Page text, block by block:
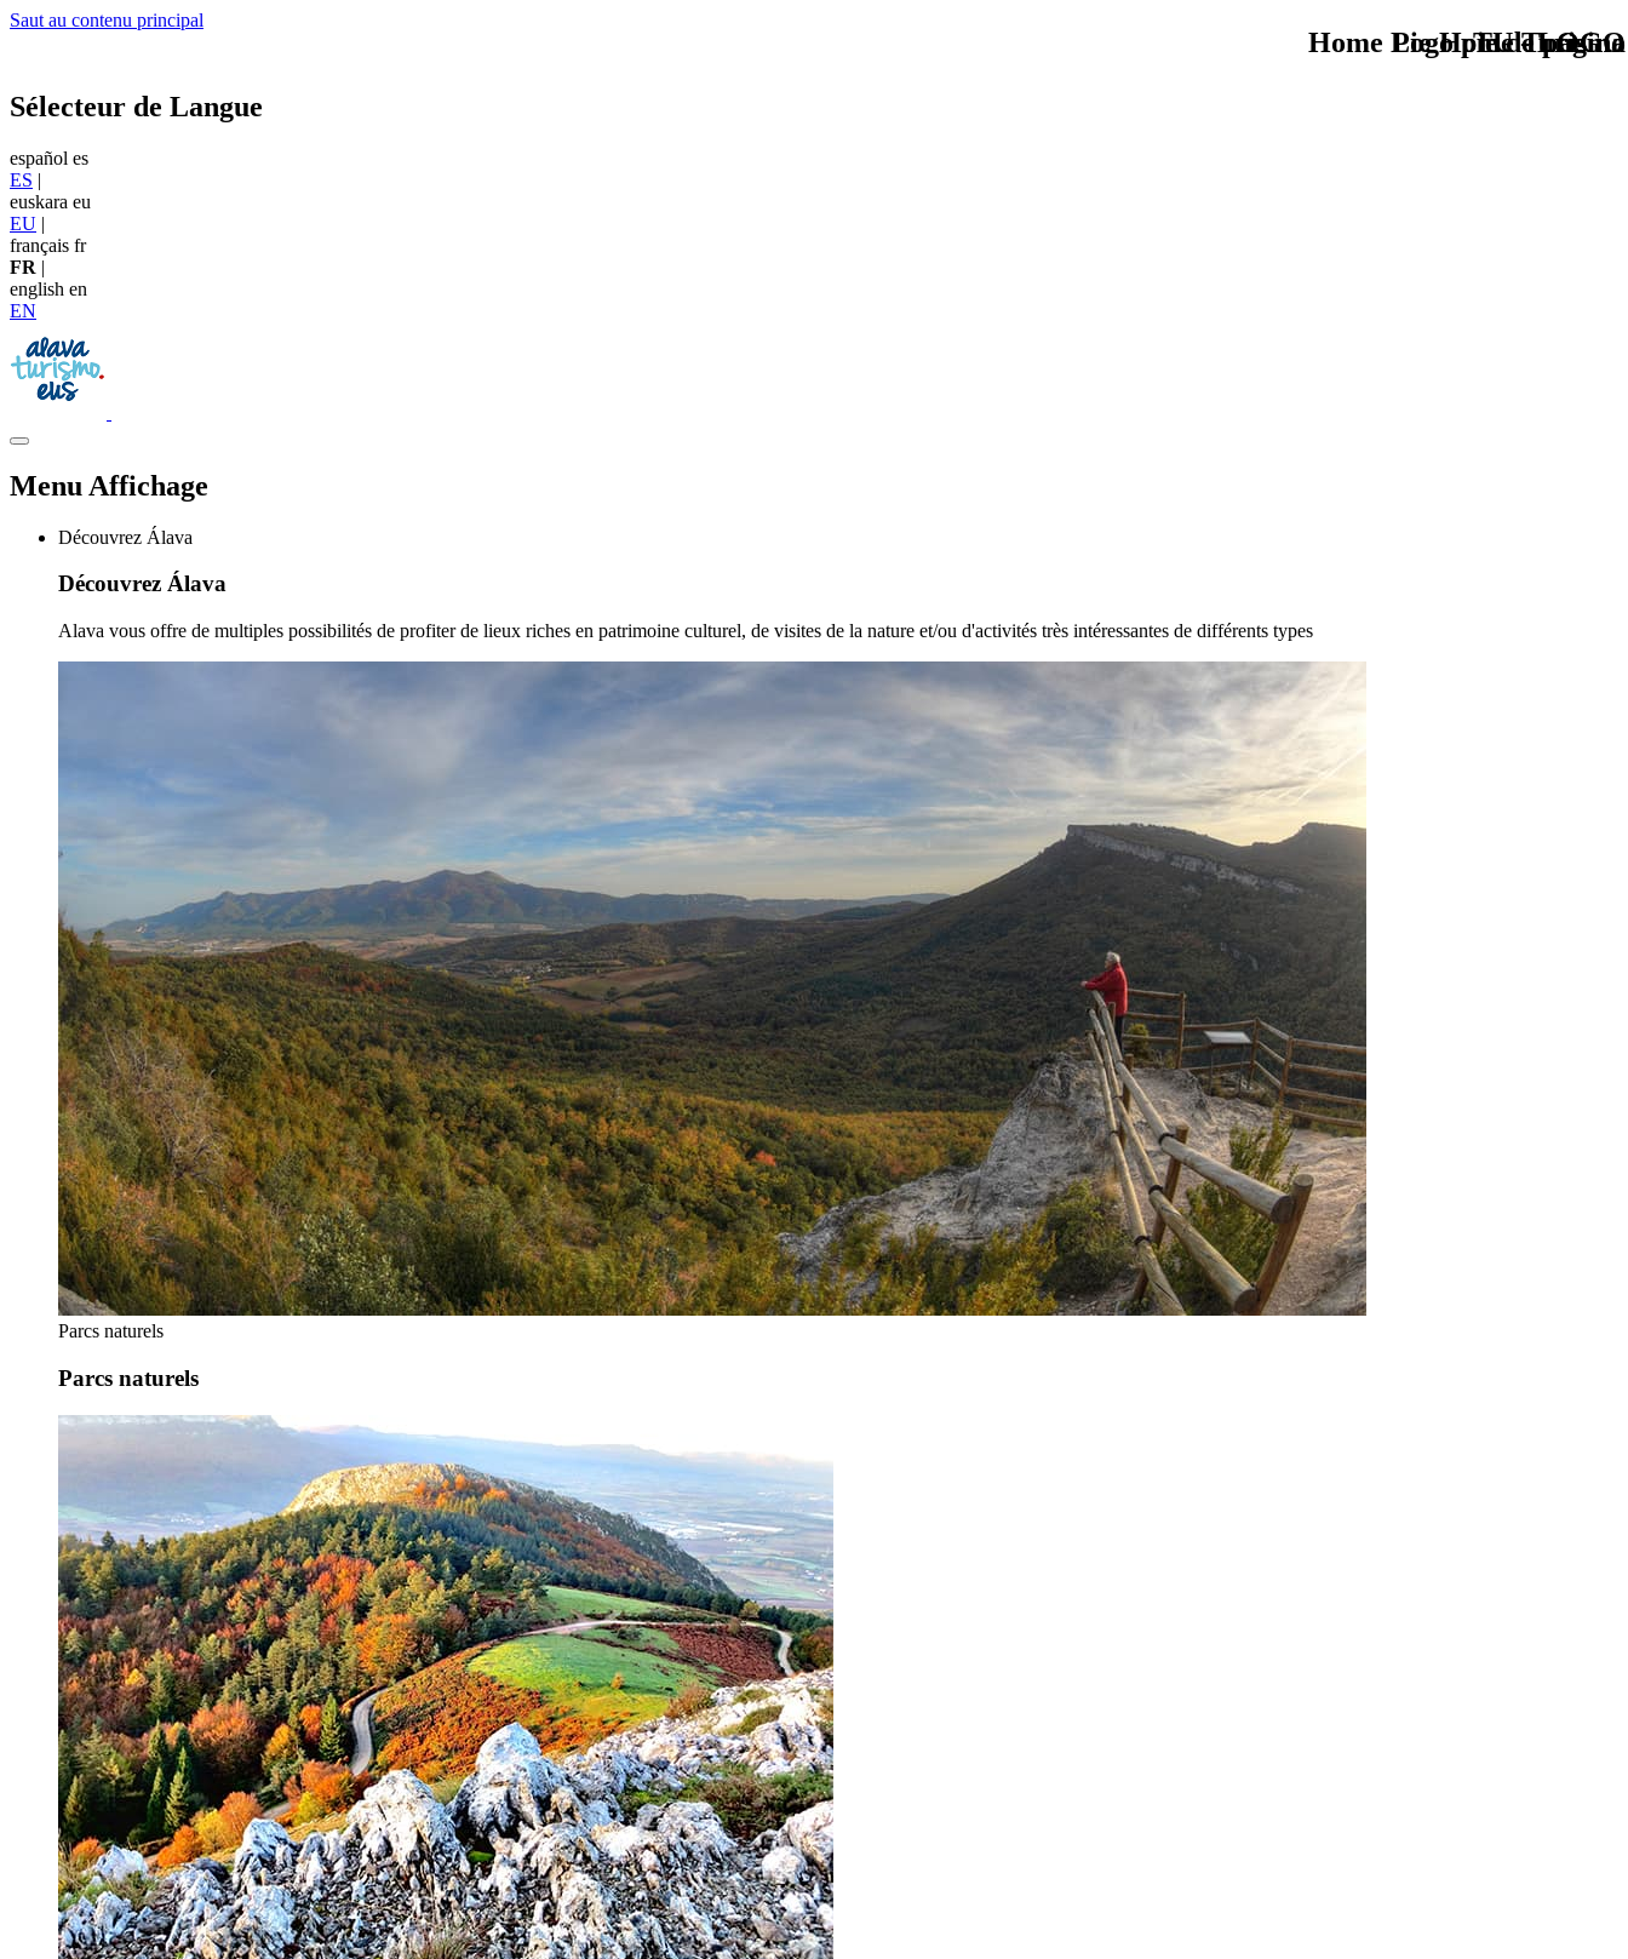
Saut au contenu principal
TU - LOGO
Sélecteur de Langue
español es
ES |
euskara eu
EU |
français fr
FR |
english en
EN
Menu Affichage
Découvrez Álava
Découvrez Álava
Alava vous offre de multiples possibilités de profiter de lieux riches en patrimoine culturel, de visites de la nature et/ou d'activités très intéressantes de différents types
Parcs naturels
Parcs naturels
Home Logo pie de página
Pie Home Turismo